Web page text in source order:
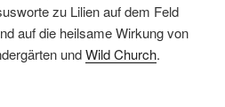
zu Lilien auf dem Feld
auf die heilsame Wirkung von
undWild Church.